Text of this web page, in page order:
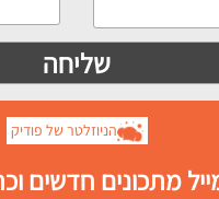
הניוזלטר של פודיק
מתכונים חדשים